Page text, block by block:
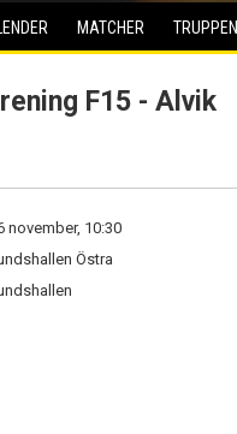
MATCHER TRUPPEN
F15 - Alvik
november, 10:30
Östra